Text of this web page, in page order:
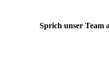
Sprich unser Team